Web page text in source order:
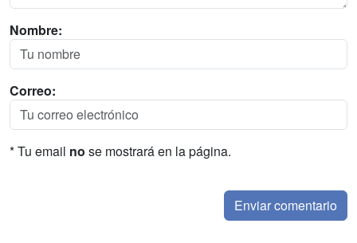
Nombre:
Correo:
* Tu email no se mostrará en la página.